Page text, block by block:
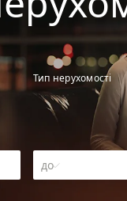
Тип нерухомості